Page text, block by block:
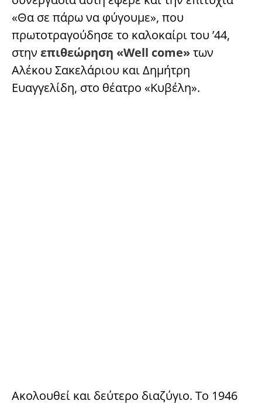
«Θα σε πάρω να φύγουμε», που
πρωτοτραγούδησε το καλοκαίρι του ’44,
στην επιθεώρηση «Well come»των
Αλέκου Σακελάριου και Δημήτρη
Ευαγγελίδη, στο θέατρο «Κυβέλη».
Ακολουθεί και δεύτερο διαζύγιο. Το 1946